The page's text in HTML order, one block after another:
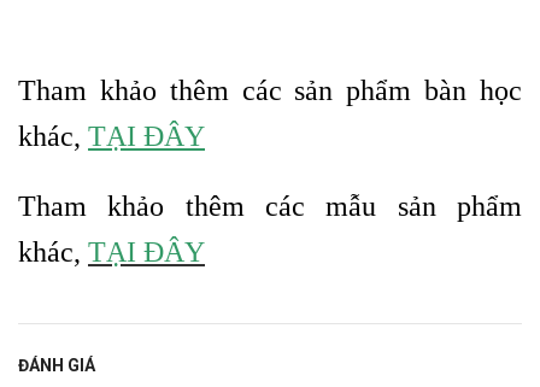
Tham khảo thêm các sản phẩm bàn học
khác, TẠI ĐÂY
Tham khảo thêm các mẫu sản phẩm
khác, TẠI ĐÂY
ĐÁNH GIÁ